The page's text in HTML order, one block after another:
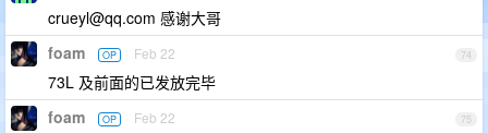
crueyl@qq.com 感谢大哥
74
foam OP Feb 22
73L 及前面的已发放完毕
75
foam OP Feb 22